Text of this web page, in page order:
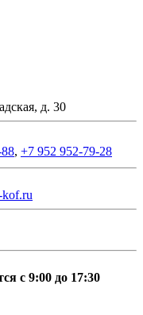
д. 30
, +7 952 952-79-28
kof.ru
с 9:00 до 17:30